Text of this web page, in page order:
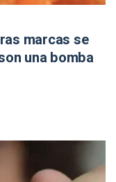
marcas se
una bomba